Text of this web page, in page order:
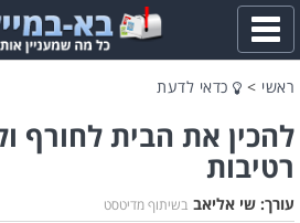
פתח
תפריט
ראשי > כדאי לדעת
להכין את הבית לחורף
רטיבות
בשיתוף מדיטסט עורך: שי אליאב